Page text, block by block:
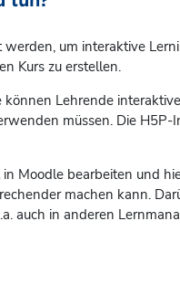
um interaktive
Kurs zu erstellen.
Lehrende
müssen. Die
Moodle bearbeiten und
machen kann.
auch in anderen